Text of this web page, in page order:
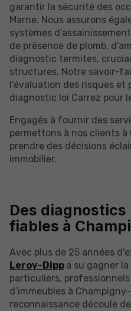
garantir la sécurité des
Marne. Nous assurons
systèmes
de présence de plomb,
diagnostic termites,
structures. Notre savoir-
l'évaluation des risques et
diagnostic loi Carrez pour
Engagés à fournir des
permettons à nos clients
prendre des décisions
immobilier.
Des
fiables à
Avec plus de 25 années
Leroy-Dipp a su gagner
particuliers,
d’immeubles à
reconnaissance découle